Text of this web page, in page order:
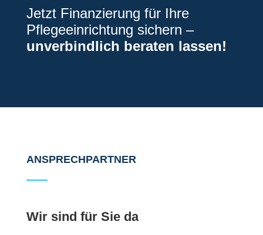
Jetzt Finanzierung für Ihre
Pflegeeinrichtung sichern –
unverbindlich beraten lassen!
ANSPRECHPARTNER
Wir sind für Sie da